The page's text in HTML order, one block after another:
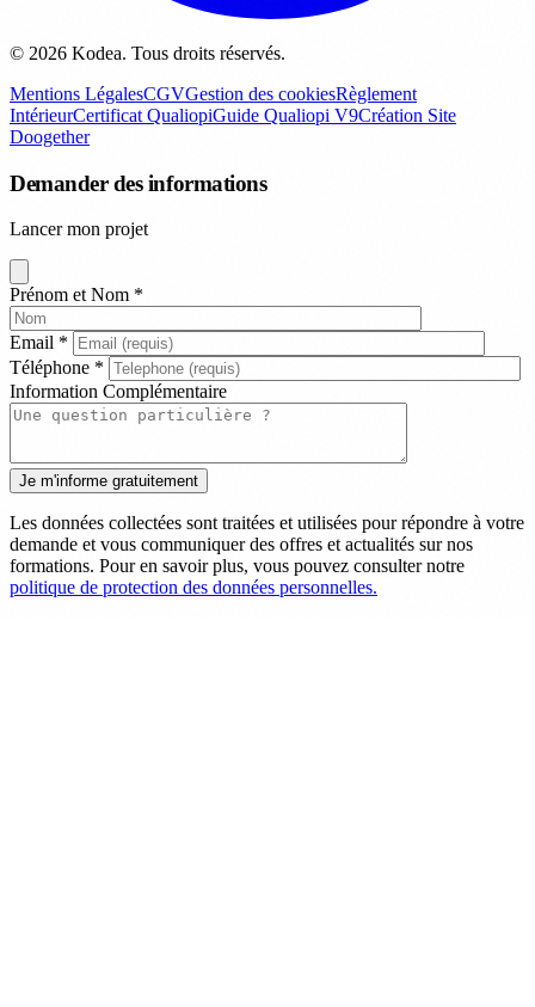
© 2026 Kodea. Tous droits réservés.
Mentions LégalesCGVGestion des cookiesRèglement
IntérieurCertificat QualiopiGuide Qualiopi V9Création Site
Doogether
Demander des informations
Lancer mon projet
Prénom et Nom *
Email *
Téléphone *
Information Complémentaire
Les données collectées sont traitées et utilisées pour répondre à votre
demande et vous communiquer des offres et actualités sur nos
formations. Pour en savoir plus, vous pouvez consulter notre
politique de protection des données personnelles.